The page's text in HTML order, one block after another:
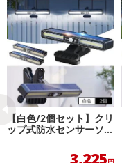
【白色/2個セット】クリ
ップ式防水センサーソー
3,225